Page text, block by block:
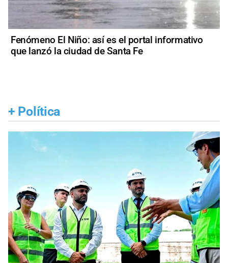
Fenómeno El Niño: así es el portal informativo
que lanzó la ciudad de Santa Fe
+ Política